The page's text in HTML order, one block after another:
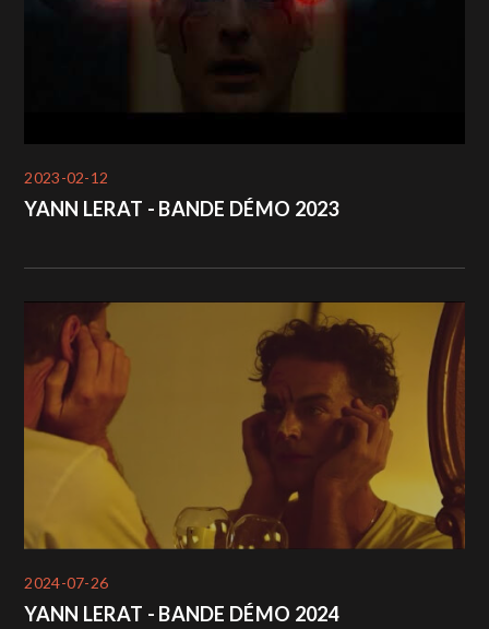
2023-02-12
YANN LERAT - BANDE DÉMO 2023
2024-07-26
YANN LERAT - BANDE DÉMO 2024